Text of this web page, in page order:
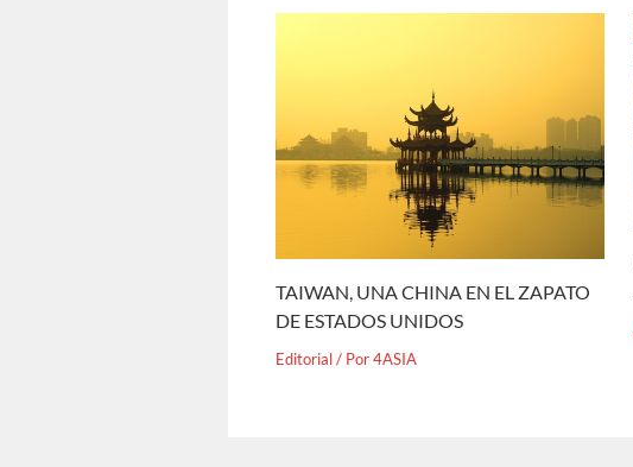
TAIWAN, UNA CHINA EN EL ZAPATO
DE ESTADOS UNIDOS
Editorial/ Por4ASIA